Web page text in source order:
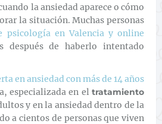
la ansiedad aparece o cómo
la situación. Muchas personas
psicología en Valencia y online
después de haberlo intentado
en ansiedad con más de 14 años
especializada en el tratamiento
y en la ansiedad dentro de la
a cientos de personas que viven